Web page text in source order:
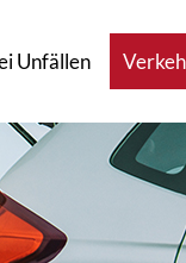
Unfällen